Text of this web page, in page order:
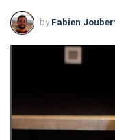
by Fabien